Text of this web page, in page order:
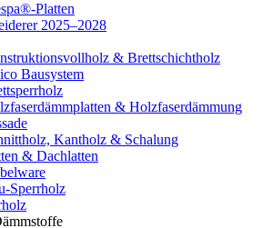
Platten
2025–2028
& Brettschichtholz
Bausystem
& Holzfaserdämmung
Kantholz & Schalung
& Dachlatten
Sperrholz